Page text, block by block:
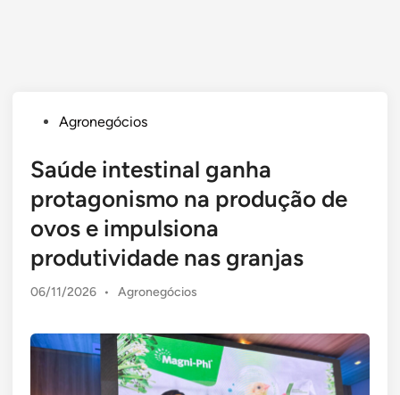
PostedAgronegócios
Saúde intestinal ganha
protagonismo na produção de
ovos e impulsiona
produtividade nas granjas
06/11/2026 •
Posted
Agronegócios